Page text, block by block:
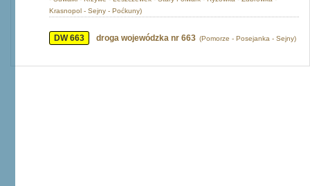
Krasnopol - Sejny - Poćkuny)
DW 663 droga wojewódzka nr 663 (Pomorze - Posejanka - Sejny)